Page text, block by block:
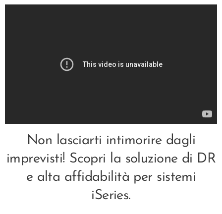
Non lasciarti intimorire dagli
imprevisti! Scopri la soluzione di DR
e alta affidabilità per sistemi
iSeries.